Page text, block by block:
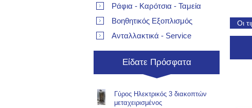
Οι
Ράφια - Καρότσια - Ταμεία
Βοηθητικός Εξοπλισμός
Ανταλλακτικά - Service
Είδατε Πρόσφατα
Γύρος Ηλεκτρικός 3 διακοπτών
μεταχειρισμένος